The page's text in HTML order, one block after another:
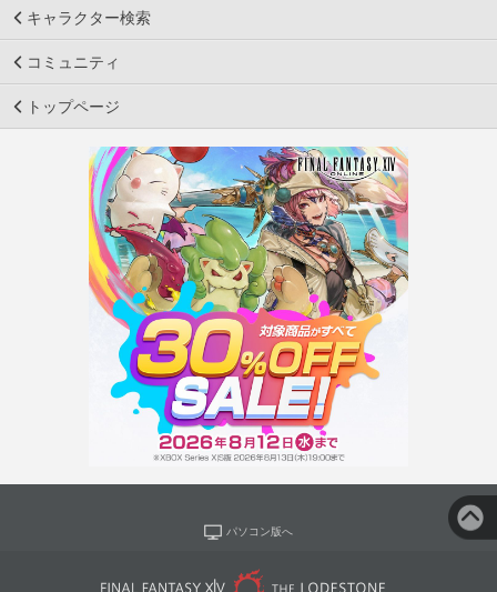
キャラクター検索
コミュニティ
トップページ
パソコン版へ